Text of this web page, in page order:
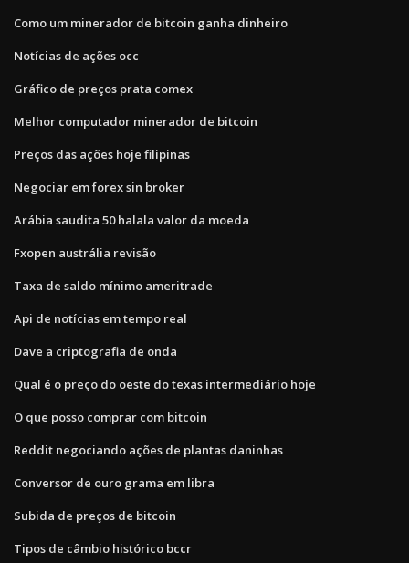
Como um minerador de bitcoin ganha dinheiro
Notícias de ações occ
Gráfico de preços prata comex
Melhor computador minerador de bitcoin
Preços das ações hoje filipinas
Negociar em forex sin broker
Arábia saudita 50 halala valor da moeda
Fxopen austrália revisão
Taxa de saldo mínimo ameritrade
Api de notícias em tempo real
Dave a criptografia de onda
Qual é o preço do oeste do texas intermediário hoje
O que posso comprar com bitcoin
Reddit negociando ações de plantas daninhas
Conversor de ouro grama em libra
Subida de preços de bitcoin
Tipos de câmbio histórico bccr